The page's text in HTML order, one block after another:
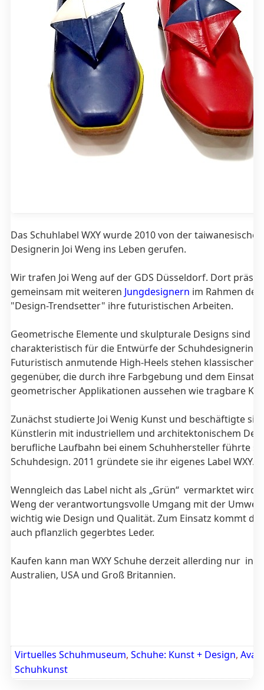
Das Schuhlabel WXY wurde 2010 von der taiwanesischen
Designerin Joi Weng ins Leben gerufen.
Wir trafen Joi Weng auf der GDS Düsseldorf. Dort
gemeinsam mit weiteren Jungdesignern im Rahmen
"Design-Trendsetter" ihre futuristischen Arbeiten.
Geometrische Elemente und skulpturale Designs sind
charakteristisch für die Entwürfe der Schuhdesignerin.
Futuristisch anmutende High-Heels stehen klassischen
gegenüber, die durch ihre Farbgebung und dem Einsatz
geometrischer Applikationen aussehen wie tragbare
Zunächst studierte Joi Wenig Kunst und beschäftigte
Künstlerin mit industriellem und architektonischem
berufliche Laufbahn bei einem Schuhhersteller führte
Schuhdesign. 2011 gründete sie ihr eigenes Label WXY.
Wenngleich das Label nicht als „Grün“ vermarktet wird,
Weng der verantwortungsvolle Umgang mit der
wichtig wie Design und Qualität. Zum Einsatz kommt
auch pflanzlich gegerbtes Leder.
Kaufen kann man WXY Schuhe derzeit allerding nur in
Australien, USA und Groß Britannien.
Virtuelles Schuhmuseum, Schuhe: Kunst + Design,
Schuhkunst